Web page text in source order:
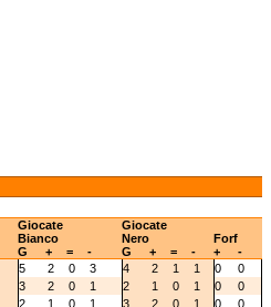
Giocate
Bianco
Giocate
Nero
Forf
G + = - G + = - +
-
5 2 0 3 4 2 1 1 0
0
3 2 0 1 2 1 0 1 0
0
2 1 0 1 3 2 0 1 0 0